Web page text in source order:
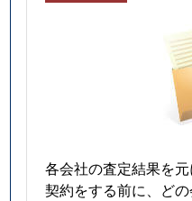
各会社の査定結果を元
契約をする前に、ど